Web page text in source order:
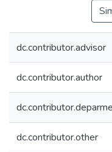
dc.contributor.advisor
dc.contributor.author
dc.contributor.other